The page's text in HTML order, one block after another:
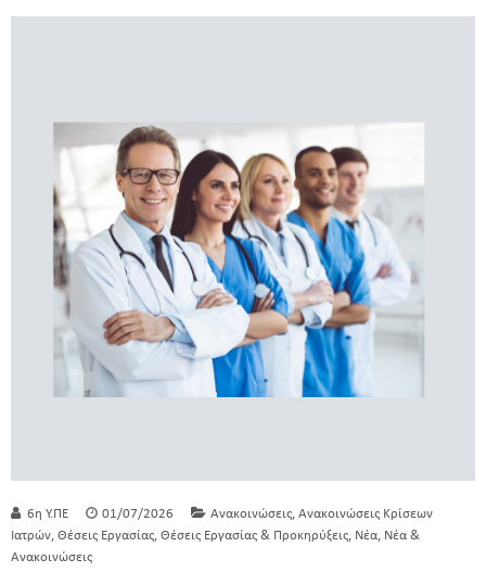
6η Υ.ΠΕ 01/07/2026 Ανακοινώσεις Ανακοινώσεις Κρίσεων
Ιατρών Θέσεις Εργασίας Θέσεις Εργασίας & Προκηρύξεις Νέα Νέα &
Ανακοινώσεις